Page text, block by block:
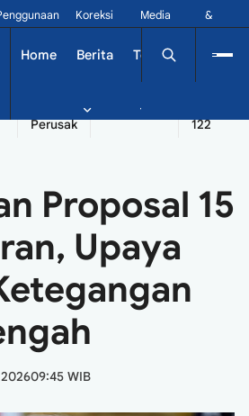
Koreksi
Media
&
Home Berita Tekno Dinamika
Perusak
Seychelles
122
Proposal 15
Upaya
09:45 WIB